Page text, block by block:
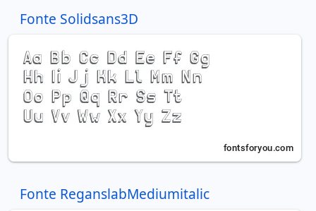
Fonte Solidsans3D
Fonte ReganslabMediumitalic